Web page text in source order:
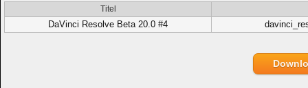
Titel
DaVinci Resolve Beta 20.0 #4